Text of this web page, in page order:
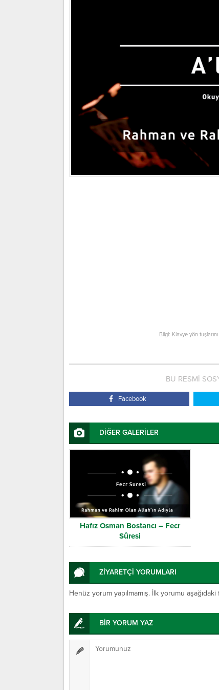
Bilgi: Klavye yön
BU RESMİ
Facebook
DİĞER GALERİLER
Hafız Osman Bostancı – Fecr
Sûresi
ZİYARETÇİ YORUMLARI
Henüz yorum yapılmamış. İlk yorumu aşağıdaki
BİR YORUM YAZ